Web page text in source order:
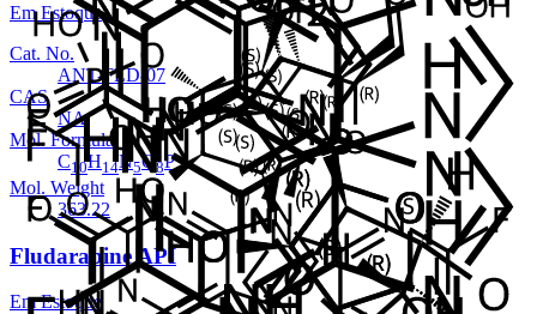
Em Estoque
Cat. No.
ANT-FLD-07
CAS
NA
Mol. Formula
C10H14N5O 8P
Mol. Weight
363.22
Fludarabine API
Em Estoque